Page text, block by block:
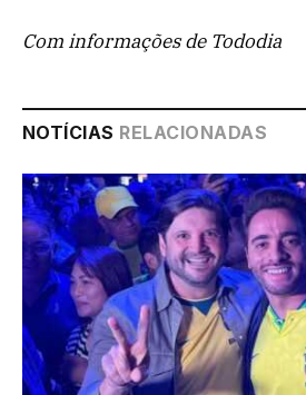
Com informações de Tododia
NOTÍCIAS RELACIONADAS